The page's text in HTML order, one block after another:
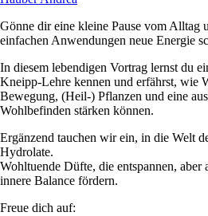
Gönne dir eine kleine Pause vom Alltag
einfachen Anwendungen neue Energie
In diesem lebendigen Vortrag lernst du
Kneipp-Lehre kennen und erfährst, wie
Bewegung, (Heil-) Pflanzen und eine
Wohlbefinden stärken können.
Ergänzend tauchen wir ein, in die Welt
Hydrolate.
Wohltuende Düfte, die entspannen, aber
innere Balance fördern.
Freue dich auf: